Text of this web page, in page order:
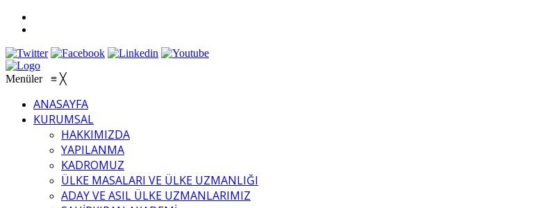
Menüler ≡ ╳
ANASAYFA
KURUMSAL
HAKKIMIZDA
YAPILANMA
KADROMUZ
ÜLKE MASALARI VE ÜLKE UZMANLIĞI
ADAY VE ASIL ÜLKE UZMANLARIMIZ